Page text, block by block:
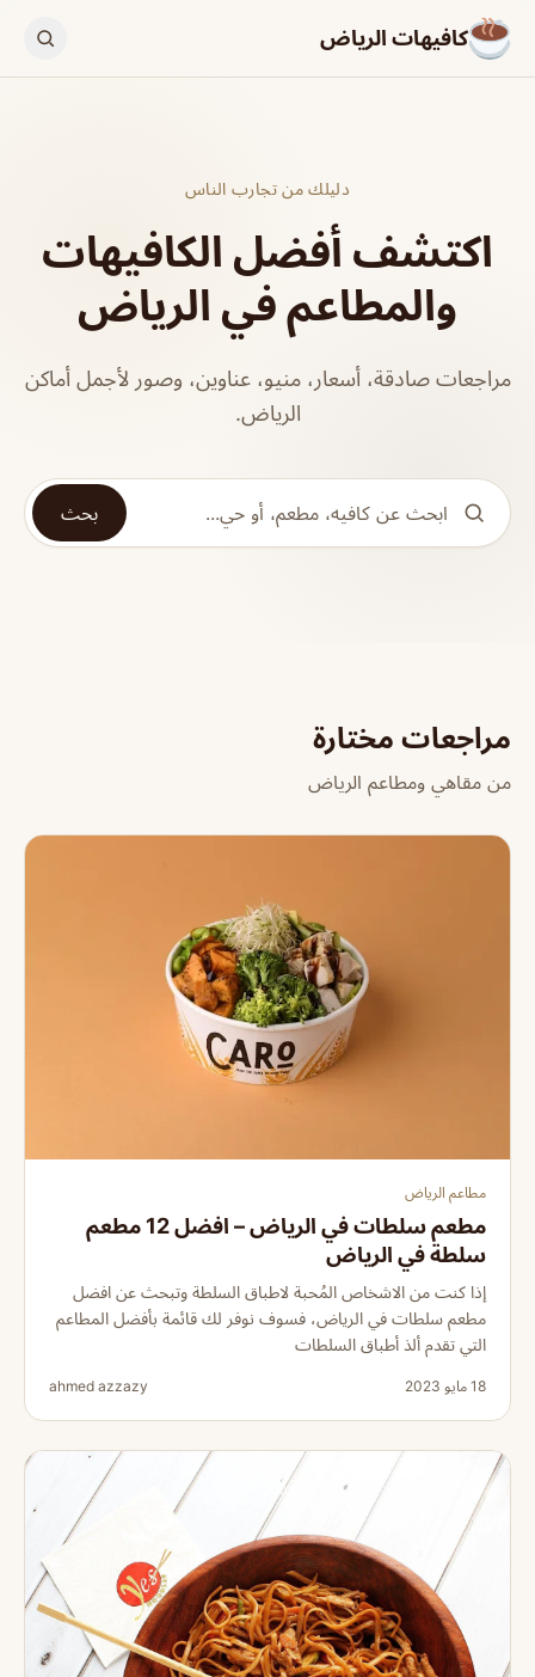
كافيهات الرياض
دليلك من تجارب الناس
اكتشف أفضل الكافيهات
والمطاعم في الرياض
مراجعات صادقة، أسعار، منيو، عناوين، وصور لأجمل أماكن
الرياض.
بحث
مراجعات مختارة
من مقاهي ومطاعم الرياض
مطاعم الرياض
مطعم سلطات في الرياض – افضل 12 مطعم
سلطة في الرياض
إذا كنت من الاشخاص المُحبة لاطباق السلطة وتبحث عن افضل
مطعم سلطات في الرياض، فسوف نوفر لك قائمة بأفضل المطاعم
التي تقدم ألذ أطباق السلطات
18 مايو 2023 ahmed azzazy